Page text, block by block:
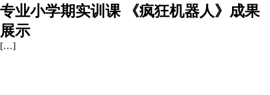
专业小学期实训课 《疯狂机器人》成果
展示
[…]